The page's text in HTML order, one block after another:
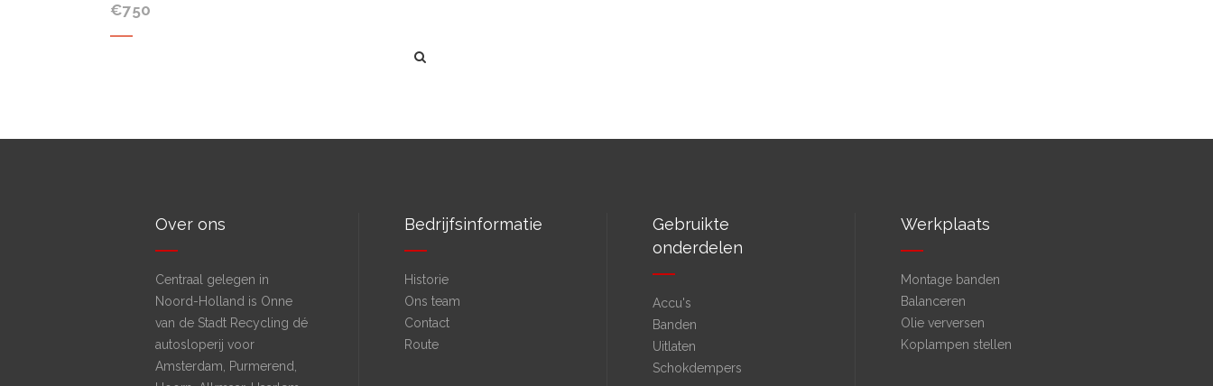
€750
Koop product
Over ons
Centraal gelegen in
Noord-Holland is Onne
van de Stadt Recycling dé
autosloperij voor
Amsterdam, Purmerend,
Bedrijfsinformatie
Historie
Ons team
Contact
Route
Gebruikte
onderdelen
Accu's
Banden
Uitlaten
Schokdempers
Werkplaats
Montage banden
Balanceren
Olie verversen
Koplampen stellen